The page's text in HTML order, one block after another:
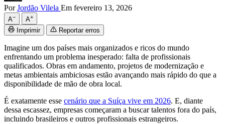
PorJordão Vilela Em fevereiro 13, 2026
A− A+
Imprimir Reportar erros
Imagine um dos países mais organizados e ricos do mundo
enfrentando um problema inesperado: falta de profissionais
qualificados. Obras em andamento, projetos de modernização e
metas ambientais ambiciosas estão avançando mais rápido do que a
disponibilidade de mão de obra local.
É exatamente esse cenário que a Suíça vive em 2026. E, diante
dessa escassez, empresas começaram a buscar talentos fora do país,
incluindo brasileiros e outros profissionais estrangeiros.